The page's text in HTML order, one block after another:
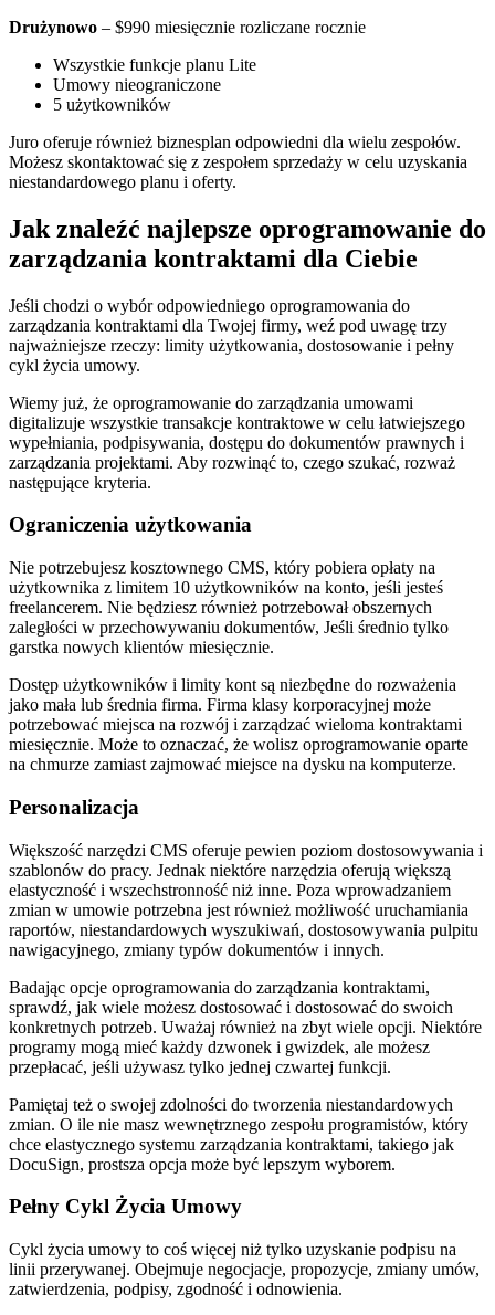
Drużynowo – $990 miesięcznie rozliczane rocznie
Wszystkie funkcje planu Lite
Umowy nieograniczone
5 użytkowników
Juro oferuje również biznesplan odpowiedni dla wielu zespołów.
Możesz skontaktować się z zespołem sprzedaży w celu uzyskania
niestandardowego planu i oferty.
Jak znaleźć najlepsze oprogramowanie do
zarządzania kontraktami dla Ciebie
Jeśli chodzi o wybór odpowiedniego oprogramowania do
zarządzania kontraktami dla Twojej firmy, weź pod uwagę trzy
najważniejsze rzeczy: limity użytkowania, dostosowanie i pełny
cykl życia umowy.
Wiemy już, że oprogramowanie do zarządzania umowami
digitalizuje wszystkie transakcje kontraktowe w celu łatwiejszego
wypełniania, podpisywania, dostępu do dokumentów prawnych i
zarządzania projektami. Aby rozwinąć to, czego szukać, rozważ
następujące kryteria.
Ograniczenia użytkowania
Nie potrzebujesz kosztownego CMS, który pobiera opłaty na
użytkownika z limitem 10 użytkowników na konto, jeśli jesteś
freelancerem. Nie będziesz również potrzebował obszernych
zaległości w przechowywaniu dokumentów, Jeśli średnio tylko
garstka nowych klientów miesięcznie.
Dostęp użytkowników i limity kont są niezbędne do rozważenia
jako mała lub średnia firma. Firma klasy korporacyjnej może
potrzebować miejsca na rozwój i zarządzać wieloma kontraktami
miesięcznie. Może to oznaczać, że wolisz oprogramowanie oparte
na chmurze zamiast zajmować miejsce na dysku na komputerze.
Personalizacja
Większość narzędzi CMS oferuje pewien poziom dostosowywania i
szablonów do pracy. Jednak niektóre narzędzia oferują większą
elastyczność i wszechstronność niż inne. Poza wprowadzaniem
zmian w umowie potrzebna jest również możliwość uruchamiania
raportów, niestandardowych wyszukiwań, dostosowywania pulpitu
nawigacyjnego, zmiany typów dokumentów i innych.
Badając opcje oprogramowania do zarządzania kontraktami,
sprawdź, jak wiele możesz dostosować i dostosować do swoich
konkretnych potrzeb. Uważaj również na zbyt wiele opcji. Niektóre
programy mogą mieć każdy dzwonek i gwizdek, ale możesz
przepłacać, jeśli używasz tylko jednej czwartej funkcji.
Pamiętaj też o swojej zdolności do tworzenia niestandardowych
zmian. O ile nie masz wewnętrznego zespołu programistów, który
chce elastycznego systemu zarządzania kontraktami, takiego jak
DocuSign, prostsza opcja może być lepszym wyborem.
Pełny Cykl Życia Umowy
Cykl życia umowy to coś więcej niż tylko uzyskanie podpisu na
linii przerywanej. Obejmuje negocjacje, propozycje, zmiany umów,
zatwierdzenia, podpisy, zgodność i odnowienia.